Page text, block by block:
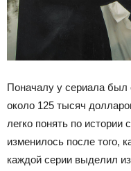
Поначалу у сериала был
около 125 тысяч
легко понять по
изменилось после того,
каждой серии выделил